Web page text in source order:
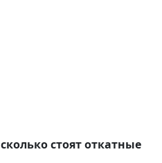
сколько стоят откатные